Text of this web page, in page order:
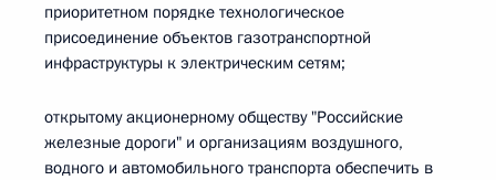
приоритетном порядке технологическое
присоединение объектов газотранспортной
инфраструктуры к электрическим сетям;
открытому акционерному обществу "Российские
железные дороги" и организациям воздушного,
водного и автомобильного транспорта обеспечить в